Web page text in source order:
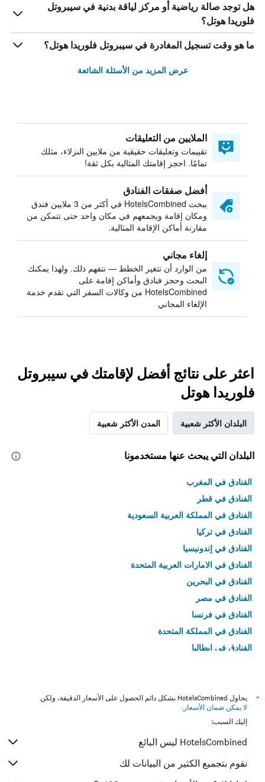
هل توجد صالة رياضية أو مركز لياقة بدنية في سيبروتل
فلوريدا هوتل؟
ما هو وقت تسجيل المغادرة في سيبروتل فلوريدا هوتل؟
عرض المزيد من الأسئلة الشائعة
الملايين من التعليقات
تقييمات وتعليقات حقيقية من ملايين النزلاء، مثلك
تمامًا. احجز إقامتك المثالية بكل ثقة!
أفضل صفقات الفنادق
يبحث HotelsCombined في أكثر من 3 ملايين فندق
ومكان إقامة ويجمعهم في مكان واحد حتى تتمكن من
مقارنة أماكن الإقامة المثالية.
إلغاء مجاني
من الوارد أن تتغير الخطط — نتفهم ذلك. ولهذا يمكنك
البحث وحجز فنادق وأماكن إقامة على
HotelsCombined من وكالات السفر التي تقدم خدمة
الإلغاء المجاني
اعثر على نتائج أفضل لإقامتك في سيبروتل
فلوريدا هوتل
البلدان الأكثر شعبية المدن الأكثر شعبية
البلدان التي يبحث عنها مستخدمونا
الفنادق في المغرب
الفنادق في قطر
الفنادق في المملكة العربية السعودية
الفنادق في تركيا
الفنادق في إندونيسيا
الفنادق في الامارات العربية المتحدة
الفنادق في البحرين
الفنادق في مصر
الفنادق في فرنسا
الفنادق في المملكة المتحدة
الفنادق في إيطاليا
*
يحاول HotelsCombined بشكل دائم الحصول على الأسعار الدقيقة، ولكن
لا يمكن ضمان الأسعار .
إليك السبب:
HotelsCombined ليس البائع
نقوم بتجميع الكثير من البيانات لك